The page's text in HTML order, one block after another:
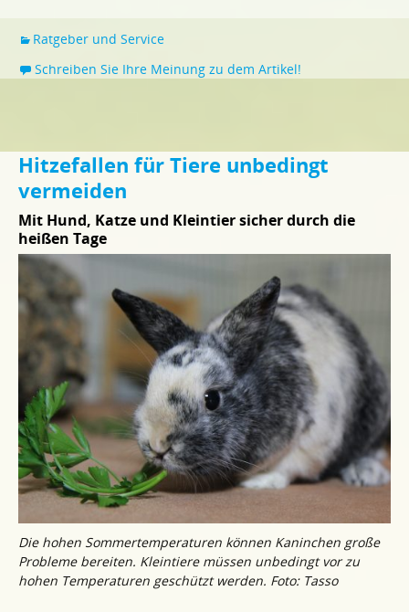
Ratgeber und Service
Schreiben Sie Ihre Meinung zu dem Artikel!
Hitzefallen für Tiere unbedingt
vermeiden
Mit Hund, Katze und Kleintier sicher durch die
heißen Tage
Die hohen Sommertemperaturen können Kaninchen große
Probleme bereiten. Kleintiere müssen unbedingt vor zu
hohen Temperaturen geschützt werden. Foto: Tasso